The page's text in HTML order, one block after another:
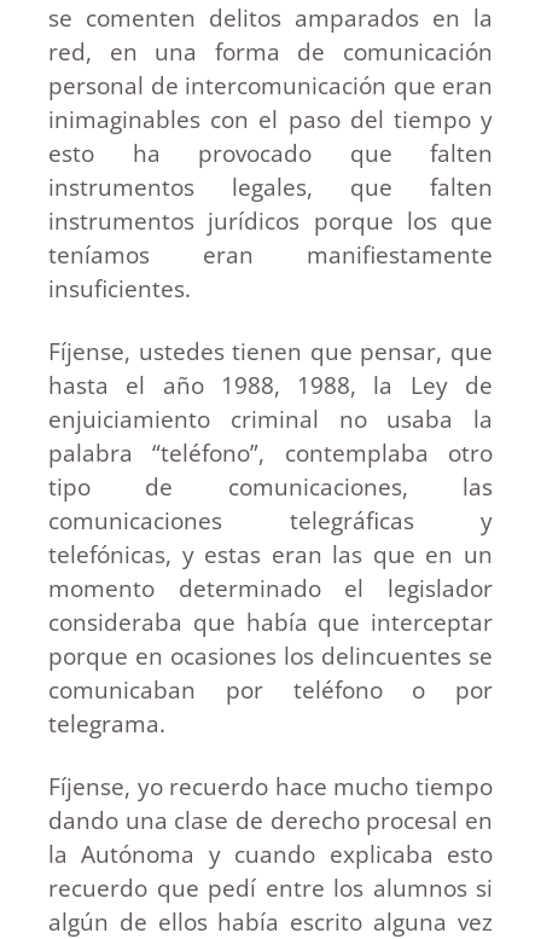
se comenten delitos amparados en la
red, en una forma de comunicación
personal de intercomunicación que eran
inimaginables con el paso del tiempo y
esto ha provocado que falten
instrumentos legales, que falten
instrumentos jurídicos porque los que
teníamos eran manifiestamente
insuficientes.
Fíjense, ustedes tienen que pensar, que
hasta el año 1988, 1988, la Ley de
enjuiciamiento criminal no usaba la
palabra “teléfono”, contemplaba otro
tipo de comunicaciones, las
comunicaciones telegráficas y
telefónicas, y estas eran las que en un
momento determinado el legislador
consideraba que había que interceptar
porque en ocasiones los delincuentes se
comunicaban por teléfono o por
telegrama.
Fíjense, yo recuerdo hace mucho tiempo
dando una clase de derecho procesal en
la Autónoma y cuando explicaba esto
recuerdo que pedí entre los alumnos si
algún de ellos había escrito alguna vez